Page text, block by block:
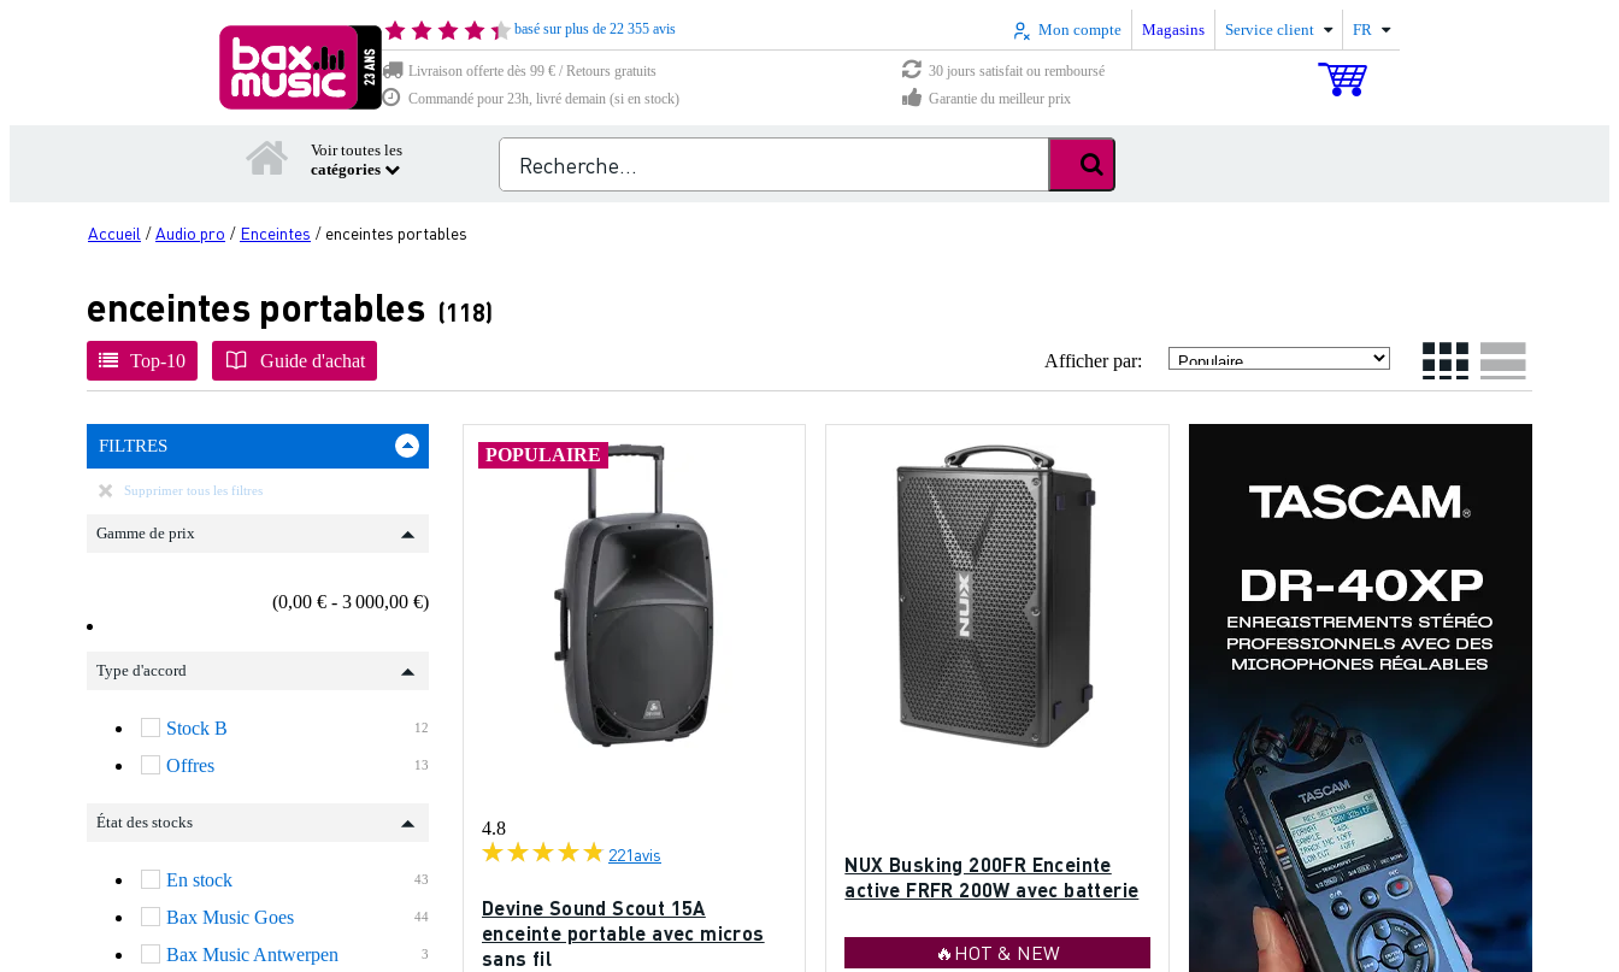
basé sur plus de 22 355 avis Mon compte Magasins Service client FR
Livraison offerte dès 99 € / Retours gratuits
30 jours satisfait ou remboursé
Commandé pour 23h, livré demain (si en stock)
Garantie du meilleur prix
Voir toutes les
catégories
Accueil /Audio pro / Enceintes / enceintes portables
enceintes portables (118)
Top-10 Guide d'achat Afficher par:
FILTRES
Supprimer tous les filtres
Gamme de prix
(0,00 € - 3 000,00 €)
Type d'accord
12
Stock B
13
Offres
État des stocks
43
En stock
44
Bax Music Goes
3
Bax Music Antwerpen
POPULAIRE
4.8
221avis
Devine Sound Scout 15A
enceinte portable avec micros
sans fil
NUX Busking 200FR Enceinte
active FRFR 200W avec batterie
🔥HOT & NEW